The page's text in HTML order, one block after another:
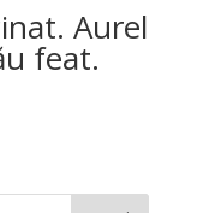
Aurel
feat.